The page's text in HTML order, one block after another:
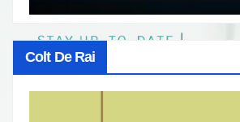
Colt De Rai